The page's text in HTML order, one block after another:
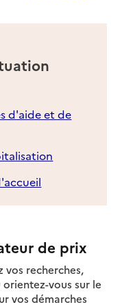
d'aide et de
de prix
vos recherches,
vous sur le
vos démarches